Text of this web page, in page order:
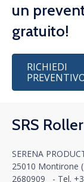
un
gratuito!
RICHIEDI
SRS
SERENA
25010 Montirone
2680909 - Tel.